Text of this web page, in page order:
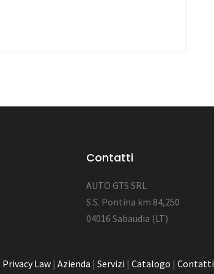
Contatti
AUTO GTS SRL
S.S. Pontina km 84,250
04016 Sabaudia (LT)
Privacy Law | Azienda | Servizi | Catalogo | Contatti